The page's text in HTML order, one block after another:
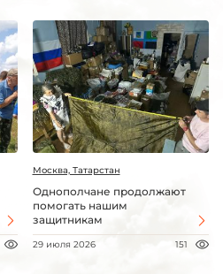
Москва, Татарстан
Однополчане продолжают
помогать нашим
защитникам
29 июля 2026 151